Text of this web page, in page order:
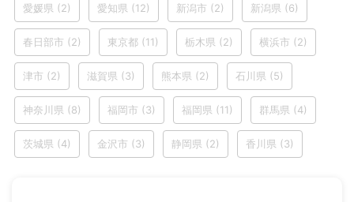
愛媛県 (2) 愛知県 (12) 新潟市 (2) 新潟県 (6)
春日部市 (2) 東京都 (11) 栃木県 (2) 横浜市 (2)
津市 (2) 滋賀県 (3) 熊本県 (2) 石川県 (5)
神奈川県 (8) 福岡市 (3) 福岡県 (11) 群馬県 (4)
茨城県 (4) 金沢市 (3) 静岡県 (2) 香川県 (3)